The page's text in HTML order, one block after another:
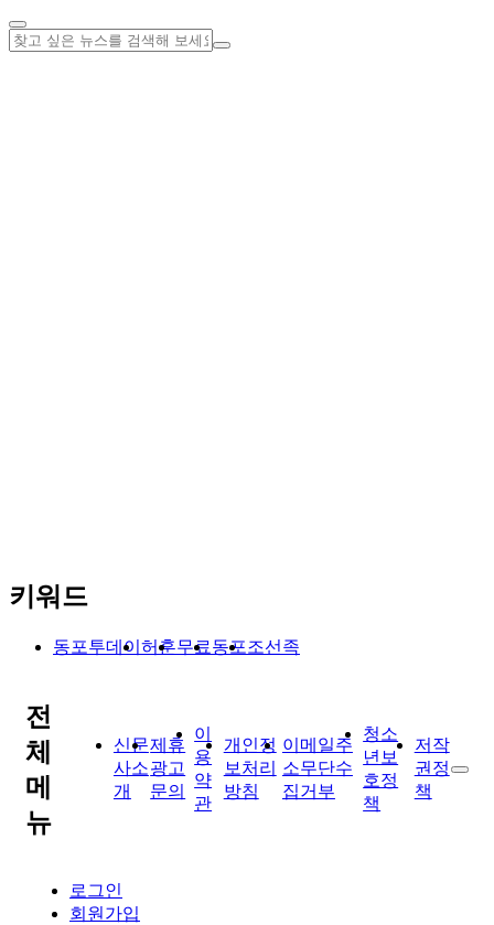
키워드
동포투데이 허훈무료동포조선족
전
체
메
뉴
신문
사소
개
제휴
광고
문의
이
용
약
관
개인정
보처리
방침
이메일주
소무단수
집거부
청소
년보
호정
책
저작
권정
책
로그인
회원가입